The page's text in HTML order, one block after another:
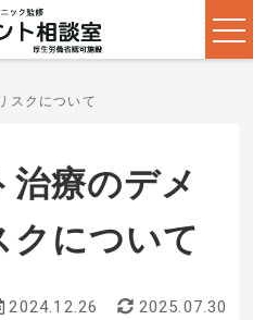
スクについて
療のデメ
クについて
2024.12.26 2025.07.30